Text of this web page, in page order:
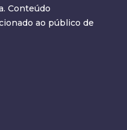
Conteúdo
ao público de